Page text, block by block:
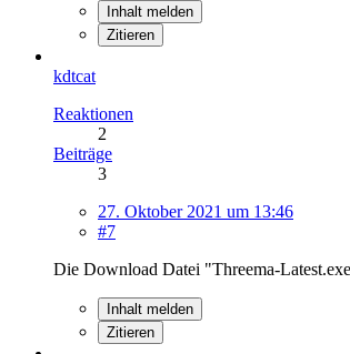
Inhalt melden
Zitieren
kdtcat
Reaktionen
2
Beiträge
3
27. Oktober 2021 um 13:46
#7
Die Download Datei "Threema-
Inhalt melden
Zitieren